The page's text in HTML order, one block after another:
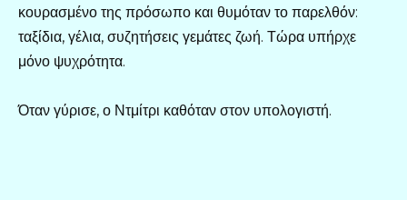
κουρασμένο της πρόσωπο και θυμόταν το παρελθόν:
ταξίδια, γέλια, συζητήσεις γεμάτες ζωή. Τώρα υπήρχε
μόνο ψυχρότητα.
Όταν γύρισε, ο Ντμίτρι καθόταν στον υπολογιστή.